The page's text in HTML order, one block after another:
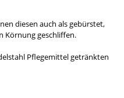
diesen auch als gebürstet,
Körnung geschliffen.
Pflegemittel getränkten